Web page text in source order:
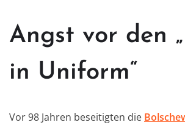
Angst vor den
in Uniform“
Vor 98 Jahren beseitigten die